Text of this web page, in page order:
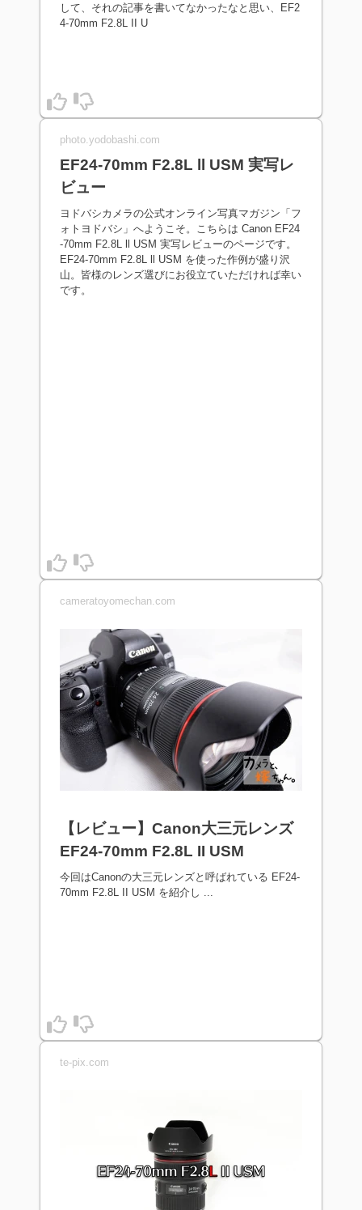
して、それの記事を書いてなかったなと思い、EF2
4-70mm F2.8L II U
photo.yodobashi.com
EF24-70mm F2.8L ll USM 実写レ
ビュー
ヨドバシカメラの公式オンライン写真マガジン「フ
ォトヨドバシ」へようこそ。こちらは Canon EF24
-70mm F2.8L ll USM 実写レビューのページです。
EF24-70mm F2.8L ll USM を使った作例が盛り沢
山。皆様のレンズ選びにお役立ていただければ幸い
です。
cameratoyomechan.com
【レビュー】Canon大三元レンズ
EF24-70mm F2.8L II USM
今回はCanonの大三元レンズと呼ばれている EF24-
70mm F2.8L II USM を紹介し ...
te-pix.com